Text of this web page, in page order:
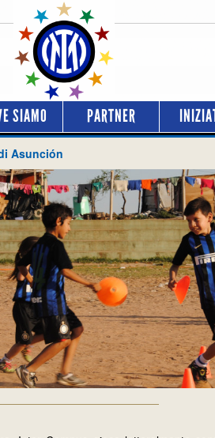
SIAMO PARTNER
Asunción